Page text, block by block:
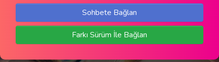
Sohbete Bağlan
Farkı Sürüm İle Bağlan